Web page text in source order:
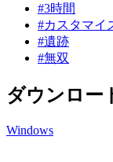
#3時間
#カスタマイ
#遺跡
#無双
ダウンロー
Windows